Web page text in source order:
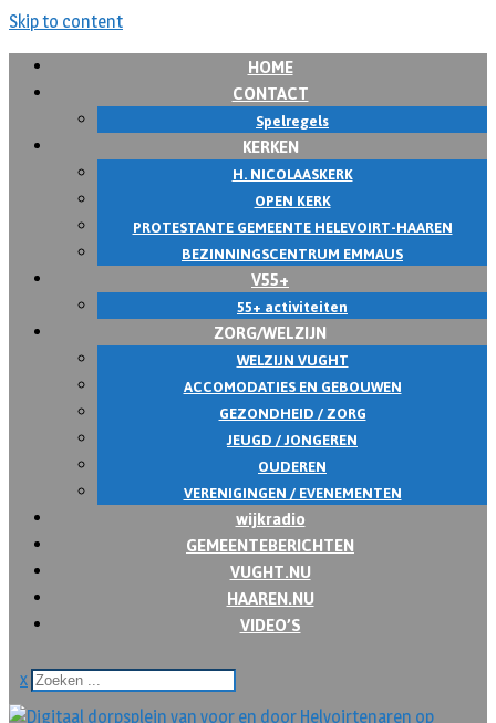
Skip to content
HOME
CONTACT
Spelregels
KERKEN
H. NICOLAASKERK
OPEN KERK
PROTESTANTE GEMEENTE HELEVOIRT-HAAREN
BEZINNINGSCENTRUM EMMAUS
V55+
55+ activiteiten
ZORG/WELZIJN
WELZIJN VUGHT
ACCOMODATIES EN GEBOUWEN
GEZONDHEID / ZORG
JEUGD / JONGEREN
OUDEREN
VERENIGINGEN / EVENEMENTEN
wijkradio
GEMEENTEBERICHTEN
VUGHT.NU
HAAREN.NU
VIDEO’S
x